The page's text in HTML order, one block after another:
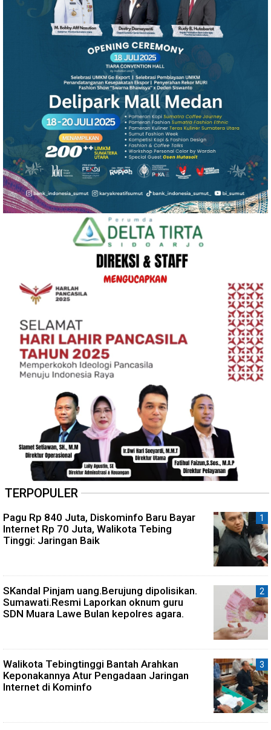
TERPOPULER
Pagu Rp 840 Juta, Diskominfo Baru Bayar
Internet Rp 70 Juta, Walikota Tebing
Tinggi: Jaringan Baik
SKandal Pinjam uang.Berujung dipolisikan.
Sumawati.Resmi Laporkan oknum guru
SDN Muara Lawe Bulan kepolres agara.
Walikota Tebingtinggi Bantah Arahkan
Keponakannya Atur Pengadaan Jaringan
Internet di Kominfo